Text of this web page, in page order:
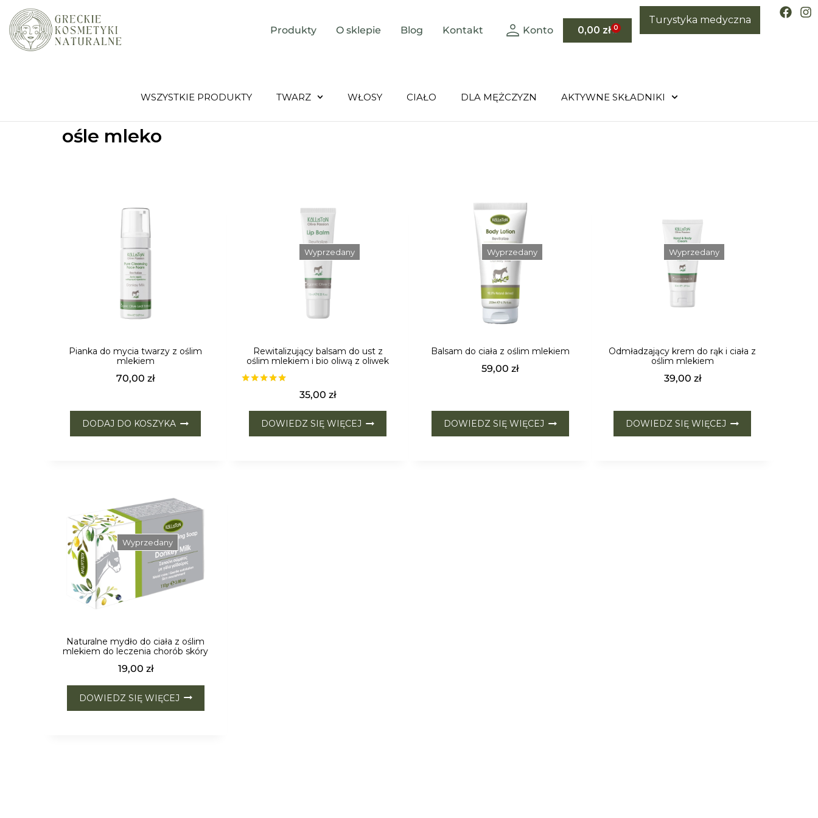
Produkty O sklepie Blog Kontakt Konto 0,00 zł 0
Turystyka medyczna
WSZYSTKIE PRODUKTY TWARZ WŁOSY CIAŁO DLA MĘŻCZYZN AKTYWNE SKŁADNIKI
ośle mleko
Pianka do mycia twarzy z oślim
mlekiem
70,00zł
DODAJ DO KOSZYKA
Wyprzedany
Rewitalizujący balsam do ust z
oślim mlekiem i bio oliwą z oliwek
na 5
35,00zł
DOWIEDZ SIĘ WIĘCEJ
Wyprzedany
Balsam do ciała z oślim mlekiem
59,00zł
DOWIEDZ SIĘ WIĘCEJ
Wyprzedany
Odmładzający krem do rąk i ciała z
oślim mlekiem
39,00 zł
DOWIEDZ SIĘ WIĘCEJ
Wyprzedany
Naturalne mydło do ciała z oślim
mlekiem do leczenia chorób skóry
19,00 zł
DOWIEDZ SIĘ WIĘCEJ